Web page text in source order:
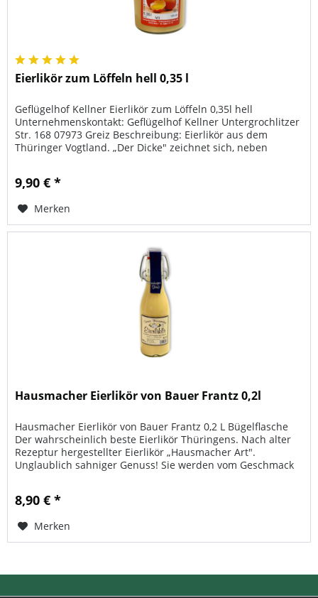
Eierlikör zum Löffeln hell 0,35 l
Geflügelhof Kellner Eierlikör zum Löffeln 0,35l hell
Unternehmenskontakt: Geflügelhof Kellner Untergrochlitzer
Str. 168 07973 Greiz Beschreibung: Eierlikör aus dem
Thüringer Vogtland. „Der Dicke" zeichnet sich, neben
9,90 € *
Merken
Hausmacher Eierlikör von Bauer Frantz 0,2l
Hausmacher Eierlikör von Bauer Frantz 0,2 L Bügelflasche
Der wahrscheinlich beste Eierlikör Thüringens. Nach alter
Rezeptur hergestellter Eierlikör „Hausmacher Art".
Unglaublich sahniger Genuss! Sie werden vom Geschmack
8,90 € *
Merken